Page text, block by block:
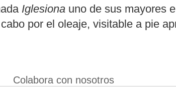
Iglesiona uno de sus mayores
por el oleaje, visitable a pie
Colabora con nosotros